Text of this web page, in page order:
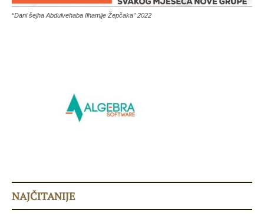
“Dani šejha Abdulvehaba Ilhamije Žepčaka” 2022
NAJČITANIJE